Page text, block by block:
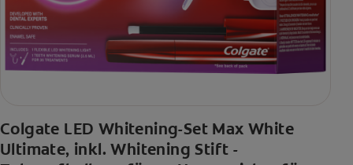
Colgate LED Whitening-Set Max White
Ultimate, inkl. Whitening Stift -